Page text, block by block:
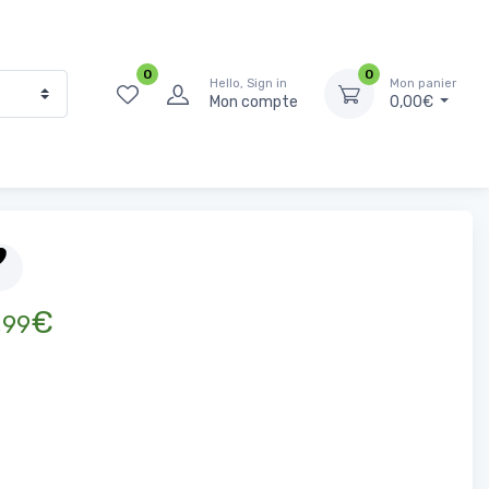
0
Hello, Sign in
Mon compte
0
Mon panier
0,00€
99€